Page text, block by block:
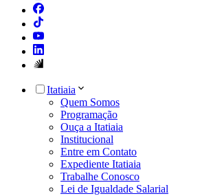
Itatiaia
Quem Somos
Programação
Ouça a Itatiaia
Institucional
Entre em Contato
Expediente Itatiaia
Trabalhe Conosco
Lei de Igualdade Salarial